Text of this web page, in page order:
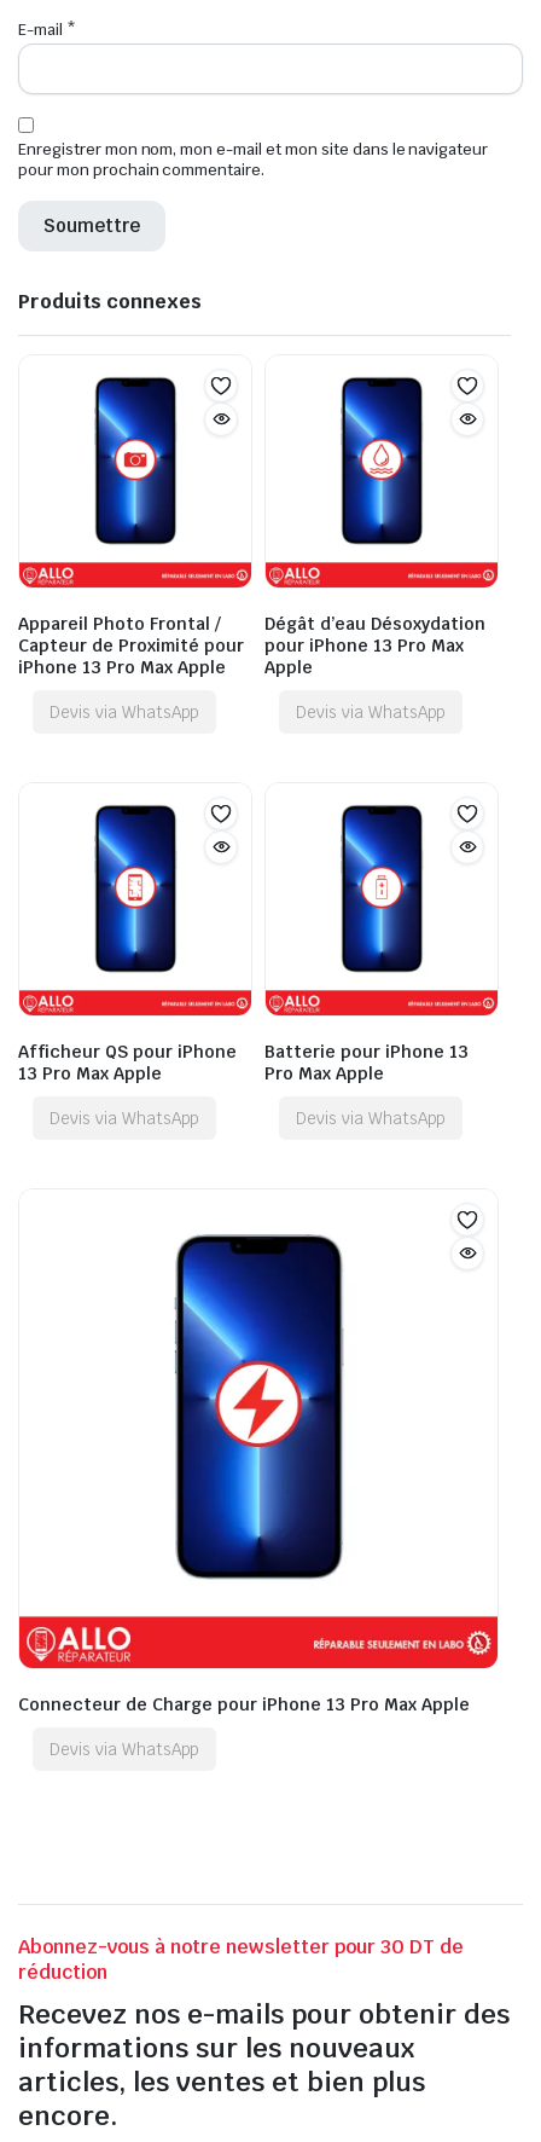
E-mail *
Enregistrer mon nom, mon e-mail et mon site dans le navigateur
pour mon prochain commentaire.
Produits connexes
Appareil Photo Frontal /
Capteur de Proximité pour
iPhone 13 Pro Max Apple
Devis via WhatsApp
Dégât d’eau Désoxydation
pour iPhone 13 Pro Max
Apple
Devis via WhatsApp
Afficheur QS pour iPhone
13 Pro Max Apple
Devis via WhatsApp
Batterie pour iPhone 13
Pro Max Apple
Devis via WhatsApp
Connecteur de Charge pour iPhone 13 Pro Max Apple
Devis via WhatsApp
Abonnez-vous à notre newsletter pour 30 DT de
réduction
Recevez nos e-mails pour obtenir des
informations sur les nouveaux
articles, les ventes et bien plus
encore.